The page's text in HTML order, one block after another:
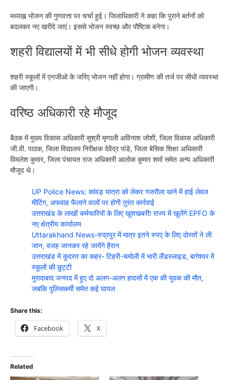
मध्याह्न भोजन की गुणवत्ता पर चर्चा हुई। जिलाधिकारी ने कहा कि पुराने बर्तनों को
बदलकर नए खरीदे जाएं। इससे भोजन स्वच्छ और पौष्टिक बनेगा।
शहरी विद्यालयों में भी सीधे होगी भोजन व्यवस्था
शहरी स्कूलों में एनजीओ के जरिए भोजन नहीं होगा। ग्रामीण की तर्ज पर सीधी व्यवस्था
की जाएगी।
वरिष्ठ अधिकारी रहे मौजूद
बैठक में मुख्य विकास अधिकारी सुश्री मृणाली अविनाश जोशी, जिला विकास अधिकारी
जी.वी. पाठक, जिला विद्यालय निरीक्षक देवेंद्र पांडे, जिला बेसिक शिक्षा अधिकारी
विमलेश कुमार, जिला पंचायत राज अधिकारी आलोक कुमार शर्मा समेत अन्य अधिकारी
मौजूद थे।
UP Police News: कांवड़ यात्रा को लेकर गजरौला थाने में हाई लेवल
मीटिंग, अफवाह फैलाने वालों पर होगी तुरंत कार्रवाई
उत्तराखंड के लाखों कर्मचारियों के लिए खुशखबरी! राज्य में खुलेंगे EPFO के
नए क्षेत्रीय कार्यालय
Uttarakhand News-रुद्रपुर में मात्र इतने रुपए के लिए दोस्तों ने ली
जान, वजह जानकर रहे जायेंगे हैरान
उत्तराखंड में कुदरत का कहर- टिहरी-चमोली में भारी लैंडस्लाइड, बागेश्वर में
स्कूलों की छुट्टी
मुरादाबाद जनपद में हुए दो अलग-अलग हादसों में एक की युवक की मौत,
जबकि पुलिसकर्मी समेत कई घायल
Share this:
Facebook X
Related